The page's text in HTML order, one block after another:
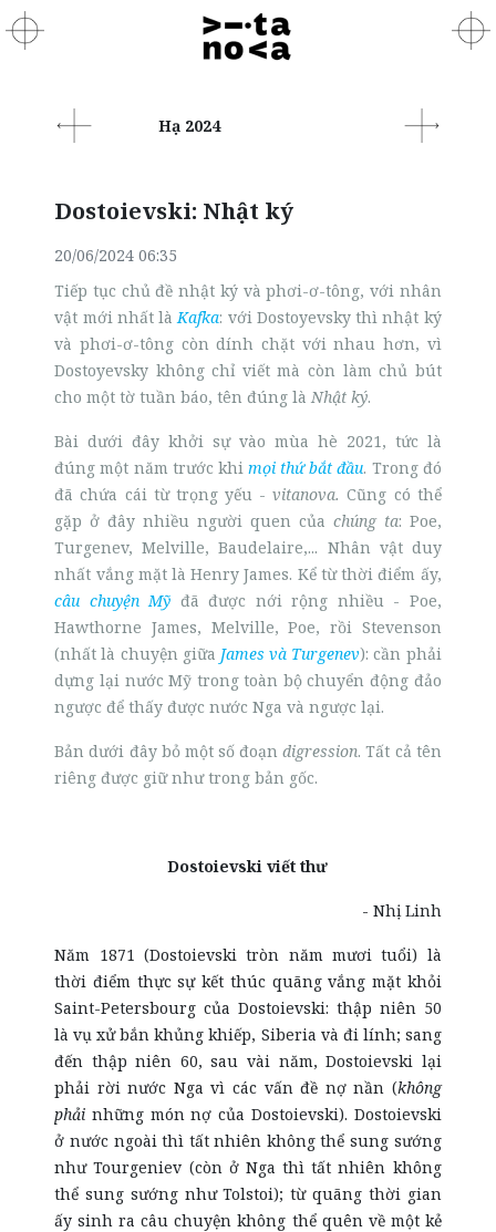
Hạ 2024
Dostoievski: Nhật ký
20/06/2024 06:35
Tiếp tục chủ đề nhật ký và phơi-ơ-tông, với nhân
vật mới nhất làKafka: với Dostoyevsky thì nhật ký
và phơi-ơ-tông còn dính chặt với nhau hơn, vì
Dostoyevsky không chỉ viết mà còn làm chủ bút
cho một tờ tuần báo, tên đúng làNhật ký.
Bài dưới đây khởi sự vào mùa hè 2021, tức là
đúng một năm trước khi mọi thứ bắt đầu. Trong đó
đã chứa cái từ trọng yếu -vitanova.Cũng có thể
gặp ở đây nhiều người quen của chúng ta: Poe,
Turgenev, Melville, Baudelaire,... Nhân vật duy
nhất vắng mặt là Henry James. Kể từ thời điểm ấy,
câu chuyện Mỹ đã được nới rộng nhiều - Poe,
Hawthorne James, Melville, Poe, rồi Stevenson
(nhất là chuyện giữa James và Turgenev): cần phải
dựng lại nước Mỹ trong toàn bộ chuyển động đảo
ngược để thấy được nước Nga và ngược lại.
Bản dưới đây bỏ một số đoạndigression. Tất cả tên
riêng được giữ như trong bản gốc.
Dostoievski viết thư
- Nhị Linh
Năm 1871 (Dostoievski tròn năm mươi tuổi) là
thời điểm thực sự kết thúc quãng vắng mặt khỏi
Saint-Petersbourg của Dostoievski: thập niên 50
là vụ xử bắn khủng khiếp, Siberia và đi lính; sang
đến thập niên 60, sau vài năm, Dostoievski lại
phải rời nước Nga vì các vấn đề nợ nần (không
phải những món nợ của Dostoievski). Dostoievski
ở nước ngoài thì tất nhiên không thể sung sướng
như Tourgeniev (còn ở Nga thì tất nhiên không
thể sung sướng như Tolstoi); từ quãng thời gian
ấy sinh ra câu chuyện không thể quên về một kẻ